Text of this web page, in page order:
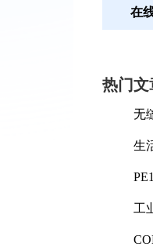
在
热门文
无
生
工